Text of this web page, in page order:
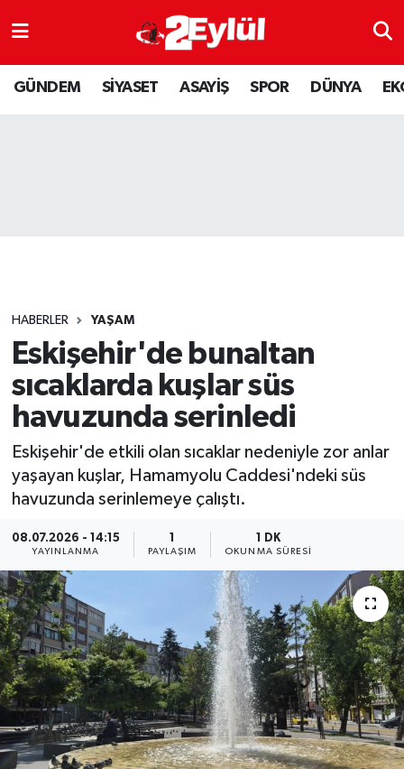
GÜNDEM SİYASET ASAYİŞ SPOR DÜNYA
HABERLER YAŞAM
Eskişehir'de bunaltan
sıcaklarda kuşlar süs
havuzunda serinledi
Eskişehir'de etkili olan sıcaklar nedeniyle zor anlar
yaşayan kuşlar, Hamamyolu Caddesi'ndeki süs
havuzunda serinlemeye çalıştı.
08.07.2026 - 14:15
YAYINLANMA PAYLAŞIM
1 DK
OKUNMA SÜRESI
ASAYİŞ
DÜNYA
SPOR
YAŞAM
Nöbetçi Eczaneler
Hava Durumu
Son Dakika Haberleri
Haber Arşivi